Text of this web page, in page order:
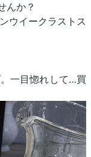
んか？
ウイークラストス
一目惚れして…買